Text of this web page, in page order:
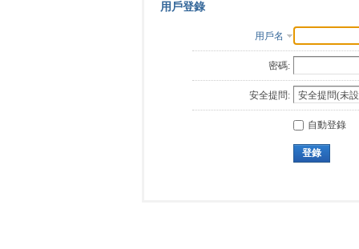
用戶登錄
用戶名
密碼:
安全提問:
自動登錄
登錄